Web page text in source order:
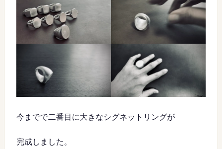
今までで二番目に大きなシグネットリングが
完成しました。